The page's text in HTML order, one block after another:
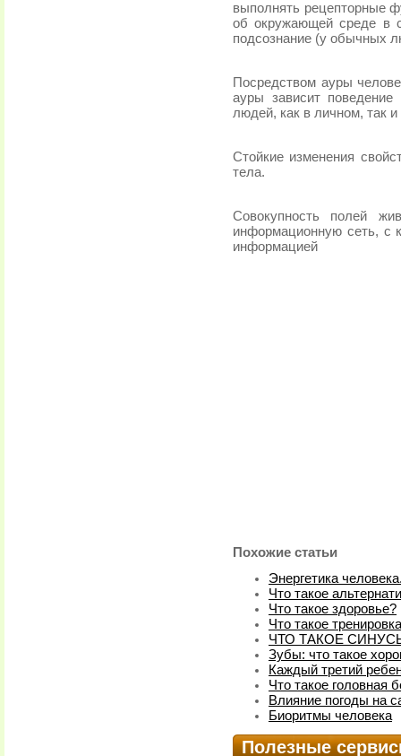
выполнять рецепторные
об окружающей среде в
подсознание (у обычных
Посредством ауры
ауры зависит
людей, как в личном, так
Стойкие изменения
тела.
Совокупность полей
информационную сеть, с
информацией
Похожие статьи
Энергетика
Что такое
Что такое здоровье?
Что такое тренировка
ЧТО ТАКОЕ
Зубы: что такое
Каждый третий
Что такое головная
Влияние погоды на
Биоритмы человека
Полезные